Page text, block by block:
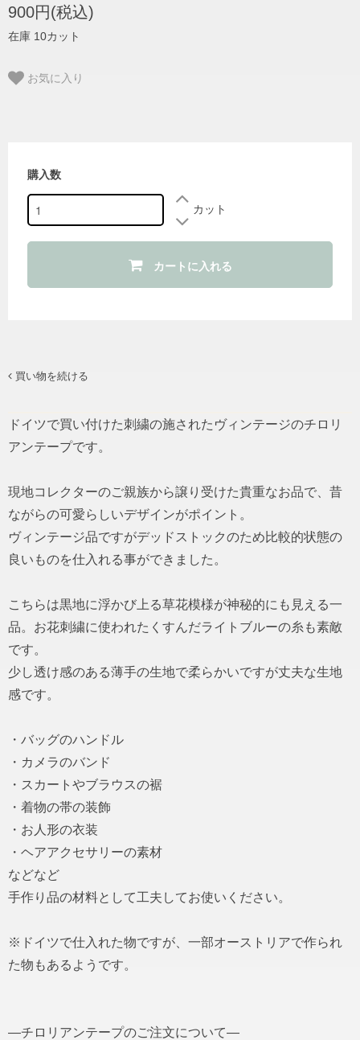
900円(税込)
在庫 10カット
お気に入り
購入数
カット
カートに入れる
買い物を続ける
ドイツで買い付けた刺繍の施されたヴィンテージのチロリ
アンテープです。
現地コレクターのご親族から譲り受けた貴重なお品で、昔
ながらの可愛らしいデザインがポイント。
ヴィンテージ品ですがデッドストックのため比較的状態の
良いものを仕入れる事ができました。
こちらは黒地に浮かび上る草花模様が神秘的にも見える一
品。お花刺繍に使われたくすんだライトブルーの糸も素敵
です。
少し透け感のある薄手の生地で柔らかいですが丈夫な生地
感です。
・バッグのハンドル
・カメラのバンド
・スカートやブラウスの裾
・着物の帯の装飾
・お人形の衣装
・ヘアアクセサリーの素材
などなど
手作り品の材料として工夫してお使いください。
※ドイツで仕入れた物ですが、一部オーストリアで作られ
た物もあるようです。
―チロリアンテープのご注文について―